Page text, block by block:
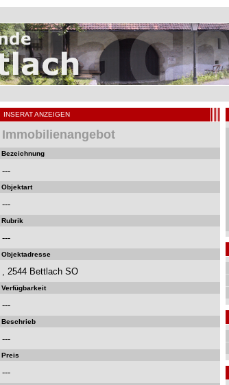
INSERAT ANZEIGEN
Immobilienangebot
Bezeichnung
---
Objektart
---
Rubrik
---
Objektadresse
, 2544 Bettlach SO
Verfügbarkeit
---
Beschrieb
---
Preis
---